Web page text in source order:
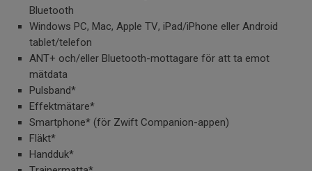
Bluetooth
Windows PC, Mac, Apple TV, iPad/iPhone eller Android
tablet/telefon
ANT+ och/eller Bluetooth-mottagare för att ta emot
mätdata
Pulsband*
Effektmätare*
Smartphone* (för Zwift Companion-appen)
Fläkt*
Handduk*